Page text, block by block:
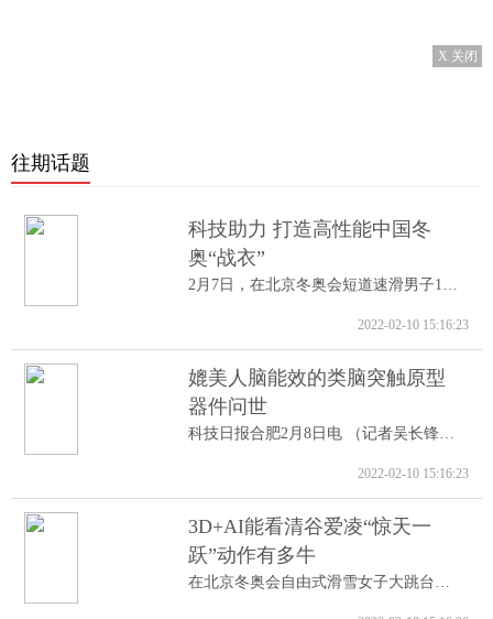
X 关闭
往期话题
科技助力 打造高性能中国冬
奥“战衣”
2月7日，在北京冬奥会短道速滑男子1000米A...
2022-02-10 15:16:23
媲美人脑能效的类脑突触原型
器件问世
科技日报合肥2月8日电 （记者吴长锋）8日...
2022-02-10 15:16:23
3D+AI能看清谷爱凌“惊天一
跃”动作有多牛
在北京冬奥会自由式滑雪女子大跳台决赛中...